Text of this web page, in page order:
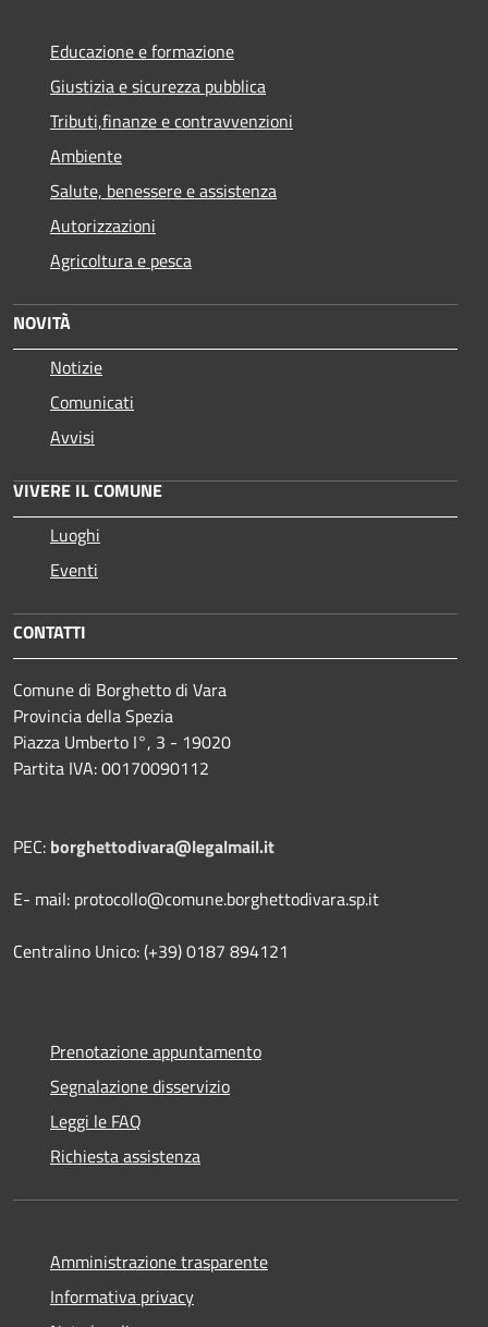
Educazione e formazione
Giustizia e sicurezza pubblica
Tributi,finanze e contravvenzioni
Ambiente
Salute, benessere e assistenza
Autorizzazioni
Agricoltura e pesca
NOVITÀ
Notizie
Comunicati
Avvisi
VIVERE IL COMUNE
Luoghi
Eventi
CONTATTI
Comune di Borghetto di Vara
Provincia della Spezia
Piazza Umberto I°, 3 - 19020
Partita IVA: 00170090112
PEC: borghettodivara@legalmail.it
E- mail: protocollo@comune.borghettodivara.sp.it
Centralino Unico: (+39) 0187 894121
Prenotazione appuntamento
Segnalazione disservizio
Leggi le FAQ
Richiesta assistenza
Amministrazione trasparente
Informativa privacy